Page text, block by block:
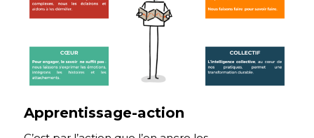
Apprentissage-action